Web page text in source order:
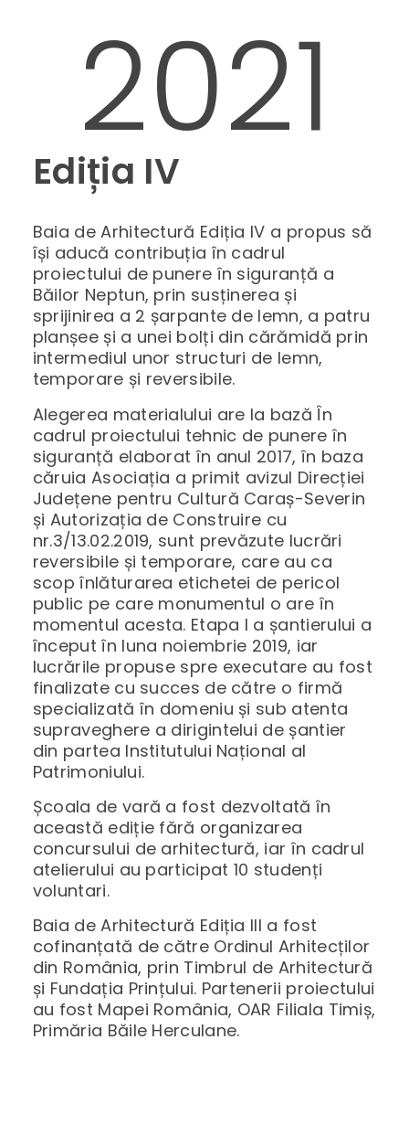
2021
Ediția IV
Baia de Arhitectură Ediția IV a propus să
își aducă contribuția în cadrul
proiectului de punere în siguranță a
Băilor Neptun, prin susținerea și
sprijinirea a 2 șarpante de lemn, a patru
planșee și a unei bolți din cărămidă prin
intermediul unor structuri de lemn,
temporare și reversibile.
Alegerea materialului are la bază În
cadrul proiectului tehnic de punere în
siguranță elaborat în anul 2017, în baza
căruia Asociația a primit avizul Direcției
Județene pentru Cultură Caraș-Severin
și Autorizația de Construire cu
nr.3/13.02.2019, sunt prevăzute lucrări
reversibile și temporare, care au ca
scop înlăturarea etichetei de pericol
public pe care monumentul o are în
momentul acesta. Etapa I a șantierului a
început în luna noiembrie 2019, iar
lucrările propuse spre executare au fost
finalizate cu succes de către o firmă
specializată în domeniu și sub atenta
supraveghere a dirigintelui de șantier
din partea Institutului Național al
Patrimoniului.
Școala de vară a fost dezvoltată în
această ediție fără organizarea
concursului de arhitectură, iar în cadrul
atelierului au participat 10 studenți
voluntari.
Baia de Arhitectură Ediția III a fost
cofinanțată de către Ordinul Arhitecților
din România, prin Timbrul de Arhitectură
și Fundația Prințului. Partenerii proiectului
au fost Mapei România, OAR Filiala Timiș,
Primăria Băile Herculane.